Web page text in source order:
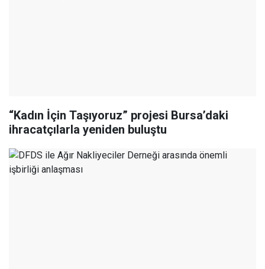
“Kadın İçin Taşıyoruz” projesi Bursa’daki
ihracatçılarla yeniden buluştu